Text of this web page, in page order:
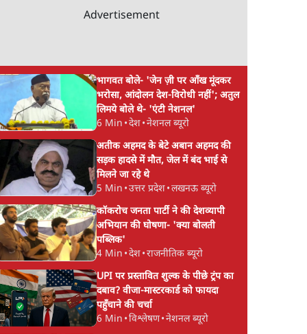
Advertisement
भागवत बोले- 'जेन ज़ी पर आँख मूंदकर
भरोसा, आंदोलन देश-विरोधी नहीं'; अतुल
लिमये बोले थे- 'एंटी नेशनल'
6 Min •देश•नेशनल ब्यूरो
अतीक अहमद के बेटे अबान अहमद की
सड़क हादसे में मौत, जेल में बंद भाई से
मिलने जा रहे थे
5 Min •उत्तर प्रदेश•लखनऊ ब्यूरो
कॉकरोच जनता पार्टी ने की देशव्यापी
अभियान की घोषणा- 'क्या बोलती
पब्लिक'
4 Min •देश•राजनीतिक ब्यूरो
UPI पर प्रस्तावित शुल्क के पीछे ट्रंप का
दबाव? वीजा-मास्टरकार्ड को फायदा
पहुँचाने की चर्चा
6 Min •विश्लेषण•नेशनल ब्यूरो